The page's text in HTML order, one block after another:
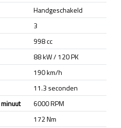
Handgeschakeld
3
998 cc
88 kW / 120 PK
190 km/h
11.3 seconden
6000 RPM
172 Nm